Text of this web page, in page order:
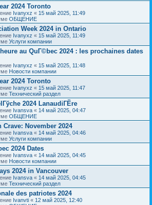
2024 Toronto
Ivanyxz « 15 май 2025, 11:49
ОБЩЕНИЕ
Week 2024 in Ontario
Ivanyxz « 15 май 2025, 11:49
Услуги компании
au QuГ©bec 2024 : les prochaines dates
Ivanyxz « 15 май 2025, 11:48
Новости компании
2024 Toronto
Ivanyxz « 15 май 2025, 11:47
Технический раздел
2024 LanaudiГЁre
Ivansva « 14 май 2025, 04:47
ОБЩЕНИЕ
Crave: November 2024
Ivansva « 14 май 2025, 04:46
Услуги компании
2024 Dates
Ivansva « 14 май 2025, 04:45
Новости компании
2024 in Vancouver
Ivansva « 14 май 2025, 04:45
Технический раздел
des patriotes 2024
Ivanvti « 12 май 2025, 12:40